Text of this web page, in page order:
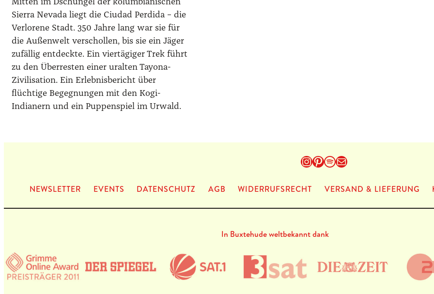
Mitten im Dschungel der kolumbianischen
Sierra Nevada liegt die Ciudad Perdida – die
Verlorene Stadt. 350 Jahre lang war sie für
die Außenwelt verschollen, bis sie ein Jäger
zufällig entdeckte. Ein viertägiger Trek führt
zu den Überresten einer uralten Tayona-
Zivilisation. Ein Erlebnisbericht über
flüchtige Begegnungen mit den Kogi-
Indianern und ein Puppenspiel im Urwald.
Instagram
Pinterest
Spotify
E-Mail
NEWS­LET­TER EVENTS DATEN­SCHUTZ AGB WIDERRUFSRECHT VERSAND & LIEFERUNG
In Buxtehude weltbekannt dank